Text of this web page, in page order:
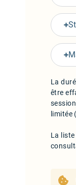
La
être
limitée
La